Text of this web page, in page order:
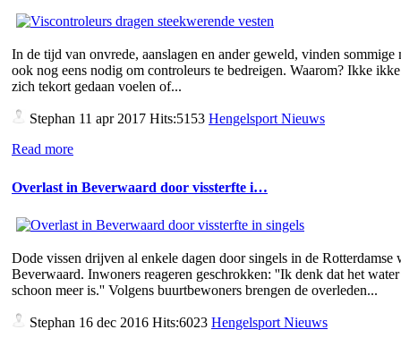
In de tijd van onvrede, aanslagen en ander geweld, vinden sommige
ook nog eens nodig om controleurs te bedreigen. Waarom? Ikke
zich tekort gedaan voelen of...
Stephan 11 apr 2017 Hits:5153 Hengelsport Nieuws
Read more
Overlast in Beverwaard door vissterfte i…
Dode vissen drijven al enkele dagen door singels in de Rotterdamse
Beverwaard. Inwoners reageren geschrokken: ''Ik denk dat het
schoon meer is.'' Volgens buurtbewoners brengen de overleden...
Stephan 16 dec 2016 Hits:6023 Hengelsport Nieuws